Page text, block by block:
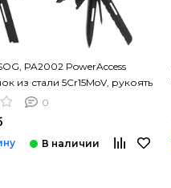
PA2002 PowerAccess
из стали 5Cr15MoV, рукоять
0